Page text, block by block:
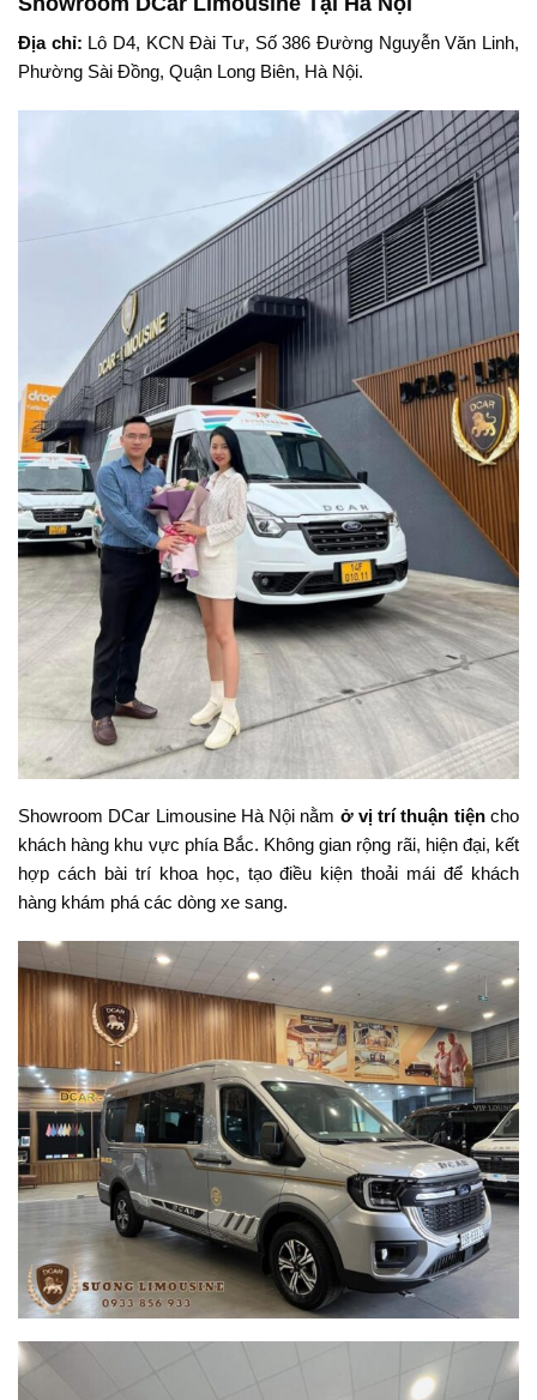
Địa chỉ: Lô D4, KCN Đài Tư, Số 386 Đường Nguyễn Văn Linh,
Phường Sài Đồng, Quận Long Biên, Hà Nội.
Showroom DCar Limousine Hà Nội nằm ở vị trí thuận tiệncho
khách hàng khu vực phía Bắc. Không gian rộng rãi, hiện đại, kết
hợp cách bài trí khoa học, tạo điều kiện thoải mái để khách
hàng khám phá các dòng xe sang.